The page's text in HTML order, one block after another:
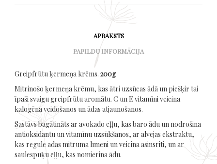
APRAKSTS
PAPILDU INFORMĀCIJA
Greipfrūtu ķermeņa krēms. 200g
Mitrinošo ķermeņa krēmu, kas ātri uzsūcas ādā un piešķir tai
īpaši svaigu greipfrūtu aromātu. C un E vitamīni veicina
kalogēna veidošanos un ādas atjaunošanos.
Sastāvs bagātināts ar avokado eļļu, kas baro ādu un nodrošina
antioksidantu un vitamīnu uzsūkšanos, ar alvejas ekstraktu,
kas regulē ādas mitruma līmeni un veicina asinsriti, un ar
saulespuķu eļļu, kas nomierina ādu.